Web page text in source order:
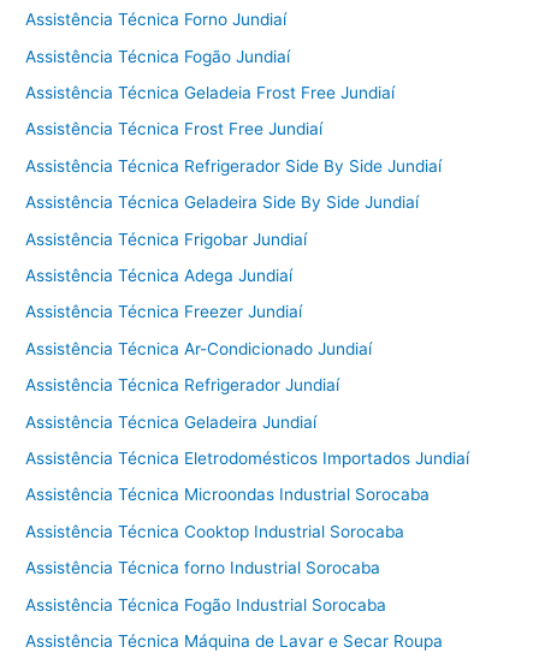
Assistência Técnica Forno Jundiaí
Assistência Técnica Fogão Jundiaí
Assistência Técnica Geladeia Frost Free Jundiaí
Assistência Técnica Frost Free Jundiaí
Assistência Técnica Refrigerador Side By Side Jundiaí
Assistência Técnica Geladeira Side By Side Jundiaí
Assistência Técnica Frigobar Jundiaí
Assistência Técnica Adega Jundiaí
Assistência Técnica Freezer Jundiaí
Assistência Técnica Ar-Condicionado Jundiaí
Assistência Técnica Refrigerador Jundiaí
Assistência Técnica Geladeira Jundiaí
Assistência Técnica Eletrodomésticos Importados Jundiaí
Assistência Técnica Microondas Industrial Sorocaba
Assistência Técnica Cooktop Industrial Sorocaba
Assistência Técnica forno Industrial Sorocaba
Assistência Técnica Fogão Industrial Sorocaba
Assistência Técnica Máquina de Lavar e Secar Roupa